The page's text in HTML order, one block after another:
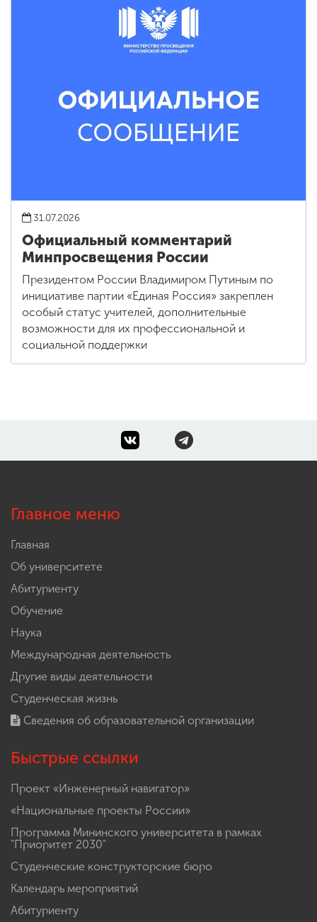
31.07.2026
Официальный комментарий
Минпросвещения России
Президентом России Владимиром Путиным по
инициативе партии «Единая Россия» закреплен
особый статус учителей, дополнительные
возможности для их профессиональной и
социальной поддержки
Главное меню
Главная
Об университете
Абитуриенту
Обучение
Наука
Международная деятельность
Другие виды деятельности
Студенческая жизнь
Сведения об образовательной организации
Быстрые ссылки
Проект «Инженерный навигатор»
«Национальные проекты России»
Программа Мининского университета в рамках
"Приоритет 2030"
Студенческие конструкторские бюро
Календарь мероприятий
Абитуриенту